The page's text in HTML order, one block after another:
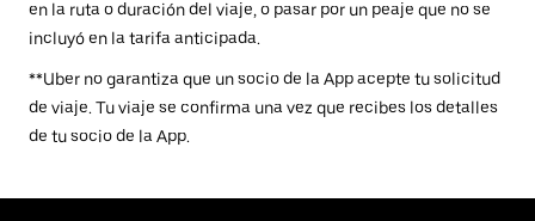
en la ruta o duración del viaje, o pasar por un peaje que no se
incluyó en la tarifa anticipada.
**Uber no garantiza que un socio de la App acepte tu solicitud
de viaje. Tu viaje se confirma una vez que recibes los detalles
de tu socio de la App.